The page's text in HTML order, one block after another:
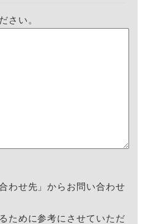
さい。
わせ先」からお問い合わせ
ために参考にさせていただ